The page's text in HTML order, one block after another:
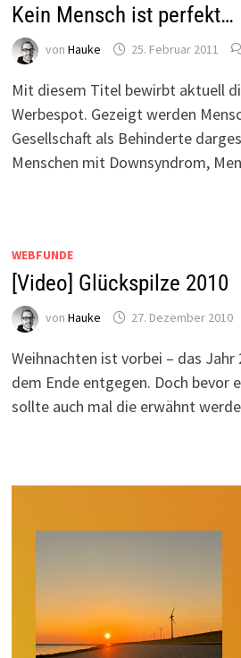
Kein Mensch ist perfekt…
von Hauke 25. Februar 2011
Mit diesem Titel bewirbt aktuell
Werbespot. Gezeigt werden
Gesellschaft als Behinderte
Menschen mit Downsyndrom,
WEBFUNDE
[Video] Glückspilze 2010
von Hauke 27. Dezember 2010
Weihnachten ist vorbei – das
dem Ende entgegen. Doch bevor
sollte auch mal die erwähnt